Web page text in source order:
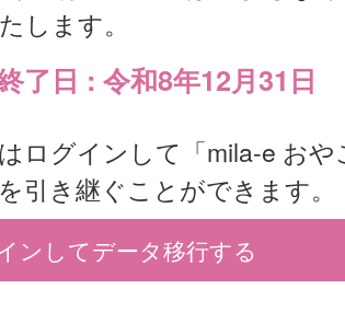
します。
了日 : 令和8年12月31日
ログインして「mila-e おや
引き継ぐことができます。
ンしてデータ移行する